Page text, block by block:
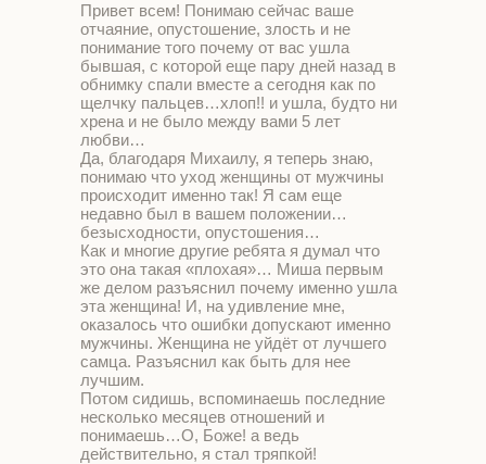
Привет всем! Понимаю сейчас ваше
отчаяние, опустошение, злость и не
понимание того почему от вас ушла
бывшая, с которой еще пару дней назад в
обнимку спали вместе а сегодня как по
щелчку пальцев…хлоп!! и ушла, будто ни
хрена и не было между вами 5 лет
любви…
Да, благодаря Михаилу, я теперь знаю,
понимаю что уход женщины от мужчины
происходит именно так! Я сам еще
недавно был в вашем положении…
безысходности, опустошения…
Как и многие другие ребята я думал что
это она такая «плохая»… Миша первым
же делом разъяснил почему именно ушла
эта женщина! И, на удивление мне,
оказалось что ошибки допускают именно
мужчины. Женщина не уйдёт от лучшего
самца. Разъяснил как быть для нее
лучшим.
Потом сидишь, вспоминаешь последние
несколько месяцев отношений и
понимаешь…О, Боже! а ведь
действительно, я стал тряпкой!